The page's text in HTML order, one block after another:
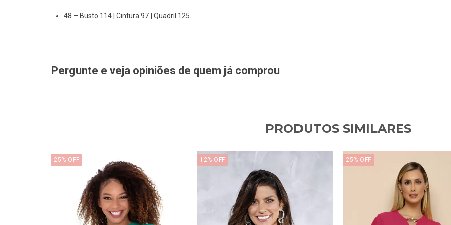
48 – Busto 114 | Cintura 97 | Quadril 125
Pergunte e veja opiniões de quem já comprou
PRODUTOS SIMILARES
25% OFF 12% OFF 25% OFF